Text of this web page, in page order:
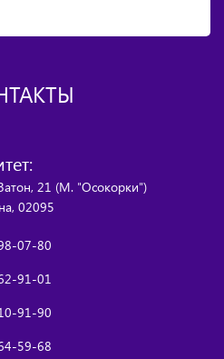
21 (М. "Осокорки")
02095
07-80
91-01
91-90
59-68